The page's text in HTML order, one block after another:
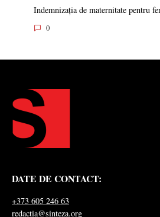
Indemnizația de maternitate pentru
0
DATE DE CONTACT:
+373 605 246 63
redactia@sinteza.org